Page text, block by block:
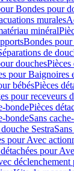
Bondes pour
murales
minéral
Bondes pour
de
douchesPièces
pour Baignoires
bébésPièces
pour receveurs
bondePièces
bondeSans
Sestra
pour Avec
pour
déclenchement